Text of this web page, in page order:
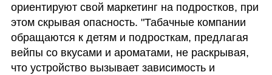
ориентируют свой маркетинг на подростков, при
этом скрывая опасность. "Табачные компании
обращаются к детям и подросткам, предлагая
вейпы со вкусами и ароматами, не раскрывая,
что устройство вызывает зависимость и